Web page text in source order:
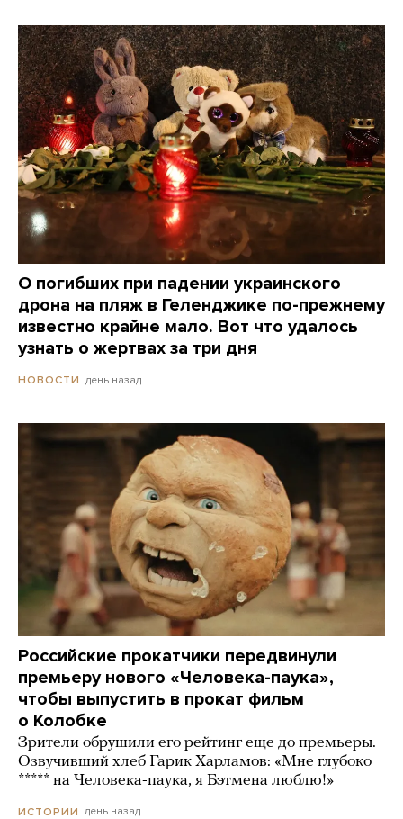
О погибших при падении украинского
дрона на пляж в Геленджике по-прежнему
известно крайне мало. Вот что удалось
узнать о жертвах за три дня
НОВОСТИ день назад
Российские прокатчики передвинули
премьеру нового «Человека-паука»,
чтобы выпустить в прокат фильм
о Колобке
Зрители обрушили его рейтинг еще до премьеры.
Озвучивший хлеб Гарик Харламов: «Мне глубоко
***** на Человека-паука, я Бэтмена люблю!»
ИСТОРИИ день назад